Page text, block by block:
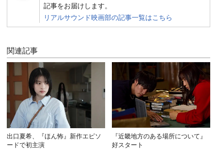
記事をお届けします。
リアルサウンド映画部の記事一覧はこちら
関連記事
出口夏希、『ほん怖』新作エピソ
ードで初主演
『近畿地方のある場所について』
好スタート